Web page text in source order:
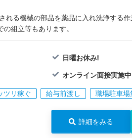
れる機械の部品を薬品に入れ洗浄する
組立等もあります。
日曜お休み!
オンライン面接実施
ツリ稼ぐ 給与前渡し 職場駐車場
詳細をみる